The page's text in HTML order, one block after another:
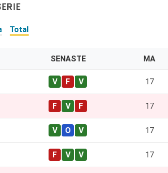
Total
SENASTE MA
17
17
17
17